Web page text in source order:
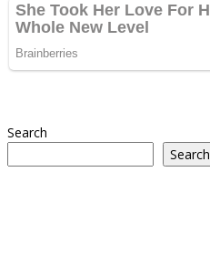
Search
Search